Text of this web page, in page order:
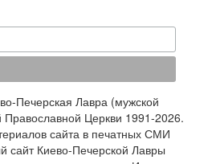
Печерская Лавра (мужской
Православной Церкви 1991-2026.
сайта в печатных СМИ
сайт Киево-Печерской Лавры